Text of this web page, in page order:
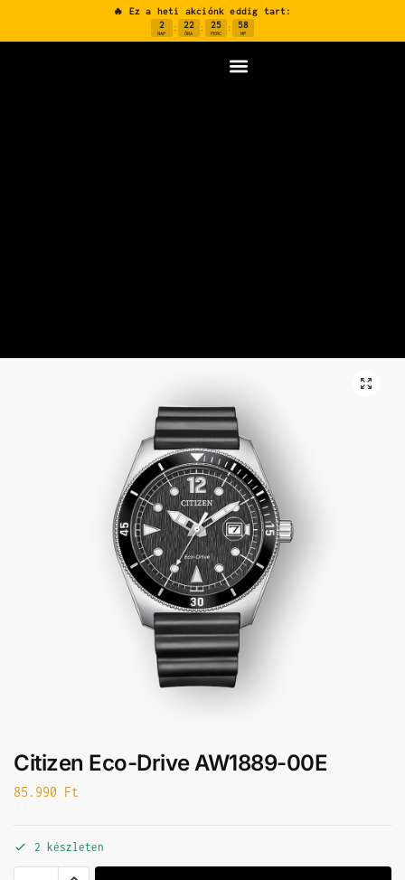
🔥 Ez a heti akciónk eddig tart:
2
NAP
: 22
ÓRA
: 25
PERC
: 57
MP
Citizen Eco-Drive AW1889-00E
85.990 Ft
2 készleten